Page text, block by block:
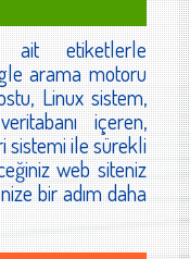
ait etiketlerle
arama motoru
Linux sistem,
içeren,
sistemi ile sürekli
web siteniz
bir adım daha